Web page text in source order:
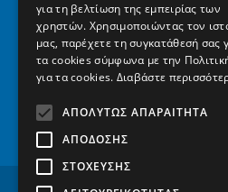
2310 300002
Ελαιώνες Πυλαίας, 555
βρείτε μας στον
για τη βελτίωση της εμπειρίας των
χρηστών. Χρησιμοποιώντας τον
μας, παρέχετε τη συγκατάθεσή σας
τα cookies σύμφωνα με την
για τα cookies. Διαβάστε
ΑΠΟΛΎΤΩΣ ΑΠΑΡΑΊΤΗΤΑ
ΑΠΌΔΟΣΗΣ
ΣΤΌΧΕΥΣΗΣ